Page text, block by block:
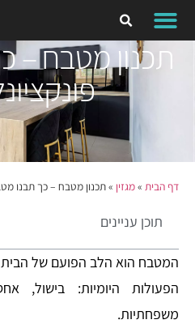
תכנון מטבח –
דף הבית »מגזין »תכנון מטבח – כך תבנו
תוכן עניינים
המטבח הוא הלב הפועם של
הפעולות היומיות: בישול,
משפחתיות.